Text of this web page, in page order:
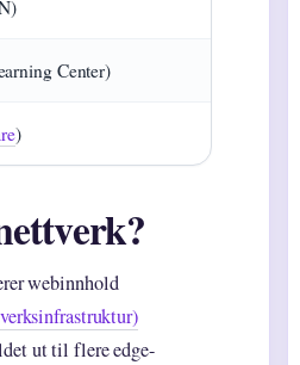
Center)
)
webinnhold
ut til flere edge-